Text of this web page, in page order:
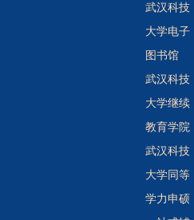
武汉科技
大学电子
图书馆
武汉科技
大学继续
教育学院
武汉科技
大学同等
学力申硕